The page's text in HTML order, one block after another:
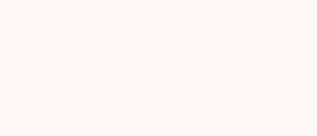
BIS 75,5CM
TISCH, VERSTELLBAR BIS 75,5CM